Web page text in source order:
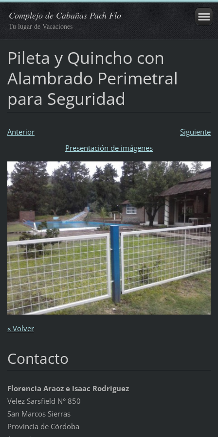
Complejo de Cabañas Pach Flo
Tu lugar de Vacaciones
Pileta y Quincho con
Alambrado Perimetral
para Seguridad
Anterior
Siguiente
Presentación de imágenes
« Volver
Contacto
Florencia Araoz e Isaac Rodriguez
Velez Sarsfield N° 850
San Marcos Sierras
Provincia de Córdoba